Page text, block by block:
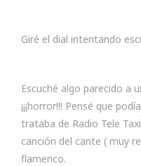
Giré el dial intentando
Escuché algo parecido a
¡¡¡horror!!! Pensé que
trataba de Radio Tele
canción del cante ( muy
flamenco.